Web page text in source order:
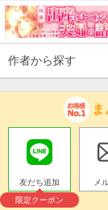
作者から探す
友だち追加
限定クーポン
メ